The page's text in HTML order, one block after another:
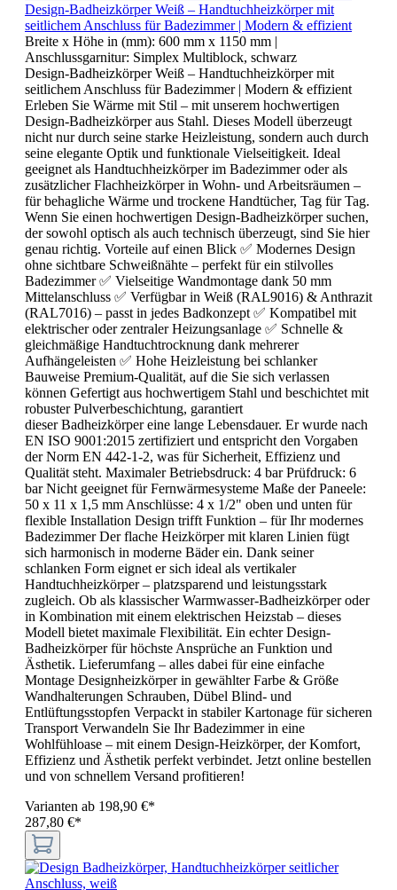
Design-Badheizkörper Weiß – Handtuchheizkörper mit
seitlichem Anschluss für Badezimmer | Modern & effizient
Breite x Höhe in (mm): 600 mm x 1150 mm |
Anschlussgarnitur: Simplex Multiblock, schwarz
Design-Badheizkörper Weiß – Handtuchheizkörper mit
seitlichem Anschluss für Badezimmer | Modern & effizient
Erleben Sie Wärme mit Stil – mit unserem hochwertigen
Design-Badheizkörper aus Stahl. Dieses Modell überzeugt
nicht nur durch seine starke Heizleistung, sondern auch durch
seine elegante Optik und funktionale Vielseitigkeit. Ideal
geeignet als Handtuchheizkörper im Badezimmer oder als
zusätzlicher Flachheizkörper in Wohn- und Arbeitsräumen –
für behagliche Wärme und trockene Handtücher, Tag für Tag.
Wenn Sie einen hochwertigen Design-Badheizkörper suchen,
der sowohl optisch als auch technisch überzeugt, sind Sie hier
genau richtig. Vorteile auf einen Blick ✅ Modernes Design
ohne sichtbare Schweißnähte – perfekt für ein stilvolles
Badezimmer ✅ Vielseitige Wandmontage dank 50 mm
Mittelanschluss ✅ Verfügbar in Weiß (RAL9016) & Anthrazit
(RAL7016) – passt in jedes Badkonzept ✅ Kompatibel mit
elektrischer oder zentraler Heizungsanlage ✅ Schnelle &
gleichmäßige Handtuchtrocknung dank mehrerer
Aufhängeleisten ✅ Hohe Heizleistung bei schlanker
Bauweise Premium-Qualität, auf die Sie sich verlassen
können Gefertigt aus hochwertigem Stahl und beschichtet mit
robuster Pulverbeschichtung, garantiert
dieser Badheizkörper eine lange Lebensdauer. Er wurde nach
EN ISO 9001:2015 zertifiziert und entspricht den Vorgaben
der Norm EN 442-1-2, was für Sicherheit, Effizienz und
Qualität steht. Maximaler Betriebsdruck: 4 bar Prüfdruck: 6
bar Nicht geeignet für Fernwärmesysteme Maße der Paneele:
50 x 11 x 1,5 mm Anschlüsse: 4 x 1/2" oben und unten für
flexible Installation Design trifft Funktion – für Ihr modernes
Badezimmer Der flache Heizkörper mit klaren Linien fügt
sich harmonisch in moderne Bäder ein. Dank seiner
schlanken Form eignet er sich ideal als vertikaler
Handtuchheizkörper – platzsparend und leistungsstark
zugleich. Ob als klassischer Warmwasser-Badheizkörper oder
in Kombination mit einem elektrischen Heizstab – dieses
Modell bietet maximale Flexibilität. Ein echter Design-
Badheizkörper für höchste Ansprüche an Funktion und
Ästhetik. Lieferumfang – alles dabei für eine einfache
Montage Designheizkörper in gewählter Farbe & Größe
Wandhalterungen Schrauben, Dübel Blind- und
Entlüftungsstopfen Verpackt in stabiler Kartonage für sicheren
Transport Verwandeln Sie Ihr Badezimmer in eine
Wohlfühloase – mit einem Design-Heizkörper, der Komfort,
Effizienz und Ästhetik perfekt verbindet. Jetzt online bestellen
und von schnellem Versand profitieren!
Varianten ab 198,90 €*
287,80 €*